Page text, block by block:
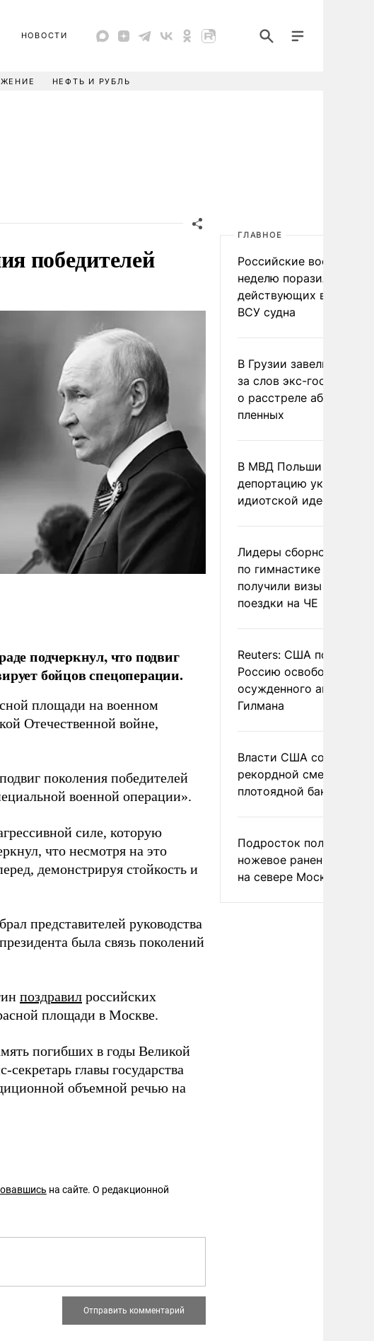
НОВОСТИ
НЕФТЬ И РУБЛЬ
победителей
подчеркнул, что подвиг
бойцов спецоперации.
площади на военном
Отечественной войне,
поколения победителей
военной операции».
силе, которую
что несмотря на это
демонстрируя стойкость и
представителей руководства
была связь поколений
поздравил российских
площади в Москве.
погибших в годы Великой
главы государства
объемной речью на
на сайте. О редакционной
ГЛАВНОЕ
Российские военные за
неделю поразили 34
действующих в
ВСУ судна
В Грузии завели дело
за слов экс-
о расстреле абхазских
пленных
В МВД Польши назвали
депортацию украинцев
идиотской идеей
Лидеры сборной
по гимнастике не
получили визы для
поездки на ЧЕ
Reuters: США
Россию освободить
осужденного
Гилмана
Власти США сообщили
рекордной смертности
плотоядной бактерии
Подросток получил
ножевое ранение в
на севере Москвы